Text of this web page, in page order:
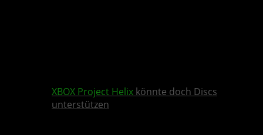
XBOX Project Helix könnte doch Discs
unterstützen